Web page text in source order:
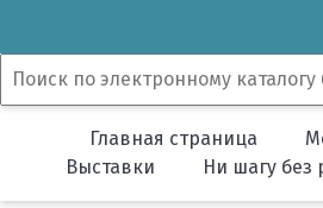
Главная страница
Выставки
Ни шагу без